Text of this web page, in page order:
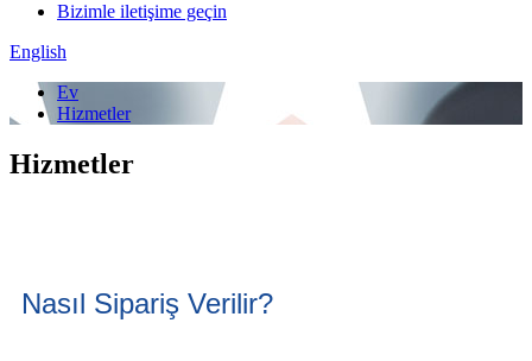
Bizimle iletişime geçin
English
Ev
Hizmetler
Hizmetler
Nasıl Sipariş Verilir?